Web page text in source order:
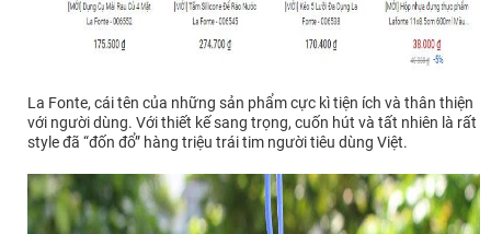
La Fonte, cái tên của những sản phẩm cực kì tiện ích và thân thiện
với người dùng. Với thiết kế sang trọng, cuốn hút và tất nhiên là rất
style đã “đốn đổ” hàng triệu trái tim người tiêu dùng Việt.